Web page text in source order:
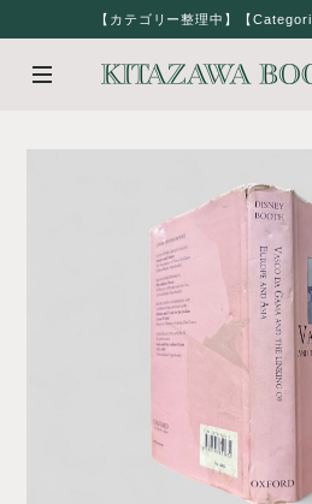
【カテゴリー整理中】【